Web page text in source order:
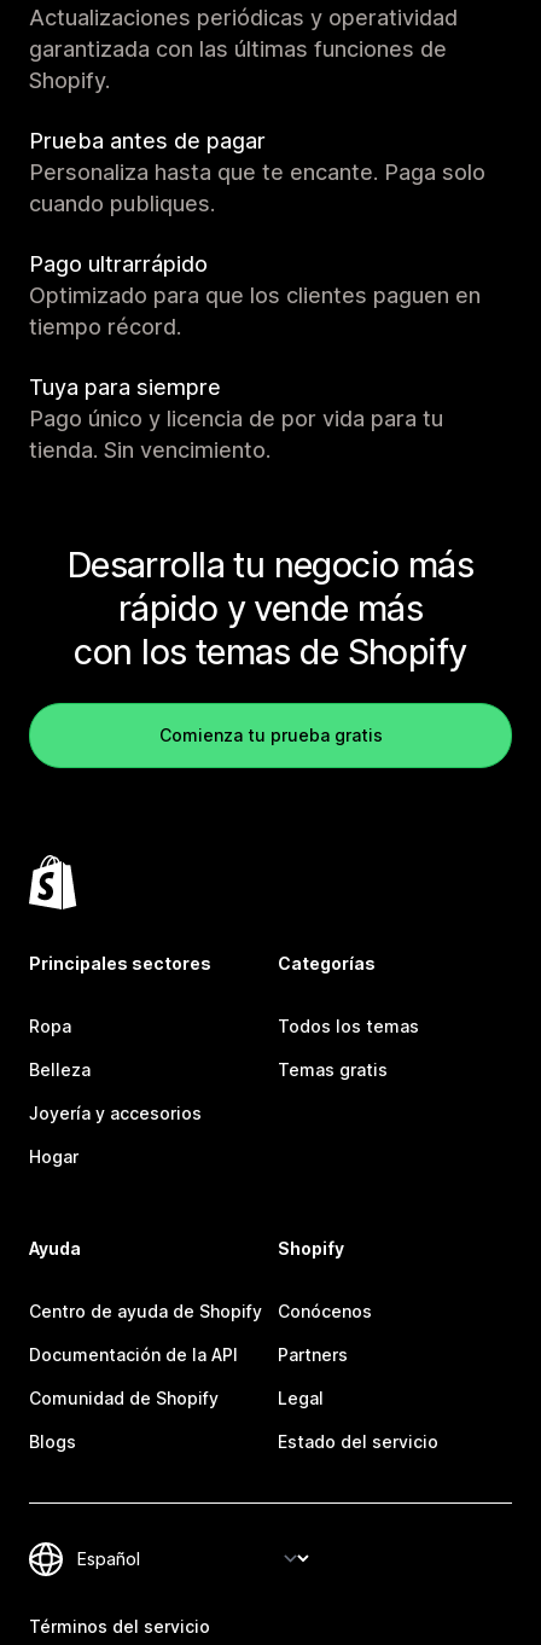
Actualizaciones periódicas y operatividad
garantizada con las últimas funciones de
Shopify.
Prueba antes de pagar
Personaliza hasta que te encante. Paga solo
cuando publiques.
Pago ultrarrápido
Optimizado para que los clientes paguen en
tiempo récord.
Tuya para siempre
Pago único y licencia de por vida para tu
tienda. Sin vencimiento.
Desarrolla tu negocio más
rápido y vende más
con los temas de Shopify
Comienza tu prueba gratis
Principales sectores
Ropa
Belleza
Joyería y accesorios
Hogar
Categorías
Todos los temas
Temas gratis
Ayuda
Centro de ayuda de Shopify
Documentación de la API
Comunidad de Shopify
Blogs
Shopify
Conócenos
Partners
Legal
Estado del servicio
Términos del servicio